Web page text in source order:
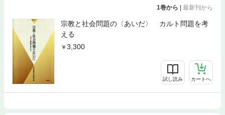
1巻から | 最新刊から
宗教と社会問題の〈あいだ〉 カルト問題を考
える
3,300
試し読み カートへ